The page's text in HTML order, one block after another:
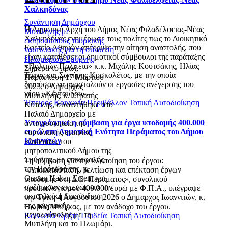
Χαλκηδόνας
Η Δημοτική Αρχή του Δήμος Νέας Φιλαδέλφειας-Νέας
Χαλκηδόνας ενημέρωσε τους πολίτες πως το Διοικητικό
Εφετείο Αθηνών απέρριψε την αίτηση αναστολής, που
είχαν καταθέσει οι δημοτικοί σύμβουλοι της παράταξης
«Πολιτών Πολιτεία» κ.κ. Μιχάλης Κουτσάκης, Ηλίας
Τάφας και Σωτήρης Κοσκολέτος, με την οποία
ζητούσαν να ανασταλούν οι εργασίες ανέγερσης του
νέου «Κένταυρου».
ΉπειροςΚοινωνίαΠεριβάλλον Τοπική Αυτοδιοίκηση
Υπογράφηκε η σύμβαση για έργα υποδομής 400.000
ευρώ στη Δημοτική Ενότητα Περάματος του Δήμου
Ιωαννιτών
Τη σύμβαση για την υλοποίηση του έργου:
«Αποκατάσταση, βελτίωση και επέκταση έργων
υποδομής στη Δ.Ε. Περάματος», συνολικού
προϋπολογισμού 400.000 ευρώ με Φ.Π.Α., υπέγραψε
την Τρίτη 4 Αυγούστου 2026 ο Δήμαρχος Ιωαννιτών, κ.
Θωμάς Μπέγκας, με τον ανάδοχο του έργου.
ΚοινωνίαΚρήτηΠαιδεία Τοπική Αυτοδιοίκηση
Συνάντηση Δημάρχου
Μυτιλήνης με
εκπροσώπους τουρκικής
ναυτιλιακής για τη σύνδεση
Πλωμαρίου-Σμύρνης
Σήμερα το πρωί,
Παρασκευή 17 Μαρτίου
2023, ο Δήμαρχος
Μυτιλήνης, κ. Στρατής
Κύτελης, συναντήθηκε στο
Παλαιό Δημαρχείο με
αντιπροσωπεία της
ναυτιλιακής εταιρίας
«Izdeniz», του
μητροπολιτικού Δήμου της
Σμύρνης. με επικεφαλής
τον Πρόεδρό της, κ.
Οsman Hakan Ersen, και
συζήτησαν εκτενώς για την
ακτοπλοϊκή διασύνδεση
της τουρκικής
μεγαλούπολης με τη
Μυτιλήνη και το Πλωμάρι.